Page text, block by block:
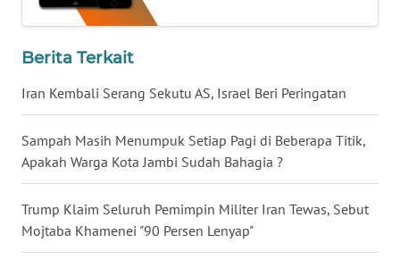
Berita Terkait
Iran Kembali Serang Sekutu AS, Israel Beri Peringatan
Sampah Masih Menumpuk Setiap Pagi di Beberapa Titik,
Apakah Warga Kota Jambi Sudah Bahagia ?
Trump Klaim Seluruh Pemimpin Militer Iran Tewas, Sebut
Mojtaba Khamenei "90 Persen Lenyap"
BABEL
WN
SUMSEL
WN
BENGKULU
WN